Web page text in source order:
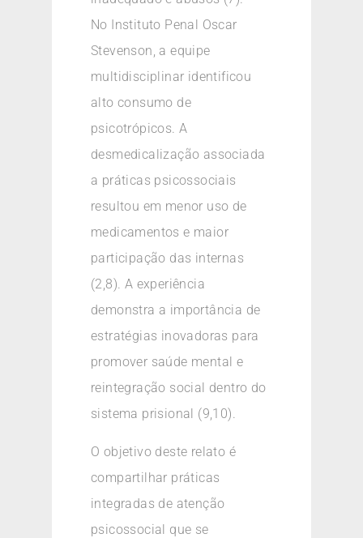
No Instituto Penal Oscar
Stevenson, a equipe
multidisciplinar identificou
alto consumo de
psicotrópicos. A
desmedicalização associada
a práticas psicossociais
resultou em menor uso de
medicamentos e maior
participação das internas
(2,8). A experiência
demonstra a importância de
estratégias inovadoras para
promover saúde mental e
reintegração social dentro do
sistema prisional (9,10).
O objetivo deste relato é
compartilhar práticas
integradas de atenção
psicossocial que se